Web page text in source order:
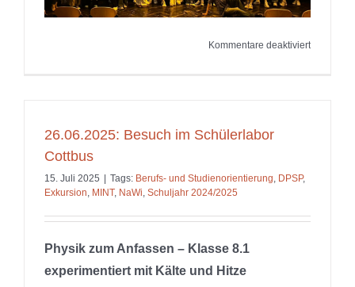
Kommentare deaktiviertfür
26.06.2025: Besuch im Schülerlabor
Cottbus
15. Juli 2025 Tags: Berufs- und Studienorientierung, DPSP,
Exkursion, MINT, NaWi, Schuljahr 2024/2025
Physik zum Anfassen – Klasse 8.1
experimentiert mit Kälte und Hitze